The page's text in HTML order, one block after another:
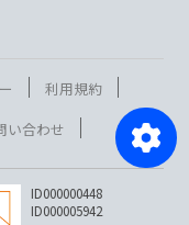
利用規約
い合わせ
ID000000448
ID000005942